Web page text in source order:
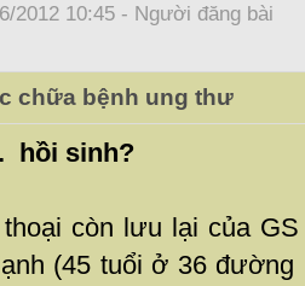
2012 10:45 - Người đăng bài
chữa bệnh ung thư
hồi sinh?
còn lưu lại của
(45 tuổi ở 36 đường